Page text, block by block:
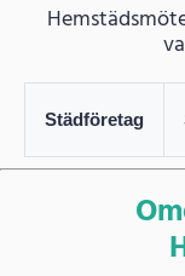
Städföretag